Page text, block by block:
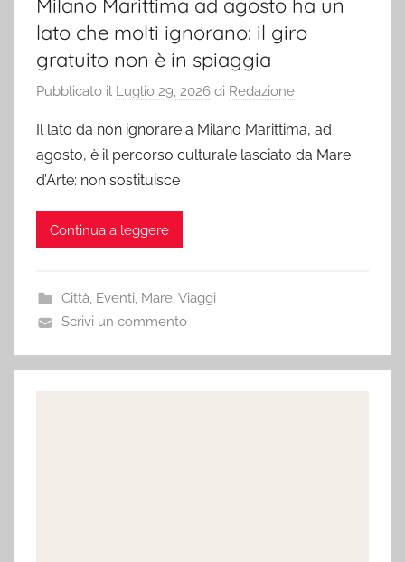
Milano Marittima ad agosto ha un
lato che molti ignorano: il giro
gratuito non è in spiaggia
Pubblicato il Luglio 29, 2026 di Redazione
Il lato da non ignorare a Milano Marittima, ad
agosto, è il percorso culturale lasciato da Mare
d’Arte: non sostituisce
Continua a leggere
Città, Eventi, Mare,Viaggi
Scrivi un commento